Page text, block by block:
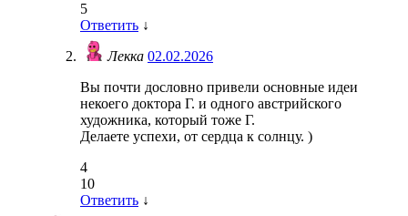
5
Ответить ↓
Лекка 02.02.2026
Вы почти дословно привели основные идеи
некоего доктора Г. и одного австрийского
художника, который тоже Г.
Делаете успехи, от сердца к солнцу. )
4
10
Ответить ↓